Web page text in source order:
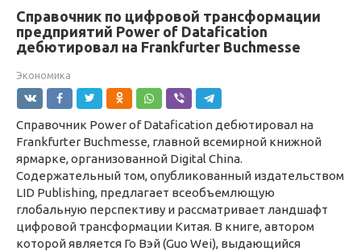
Справочник по цифровой трансформации
предприятий Power of Datafication
дебютировал на Frankfurter Buchmesse
Экономика
Справочник Power of Datafication дебютировал на
Frankfurter Buchmesse, главной всемирной книжной
ярмарке, организованной Digital China.
Содержательный том, опубликованный издательством
LID Publishing, предлагает всеобъемлющую
глобальную перспективу и рассматривает ландшафт
цифровой трансформации Китая. В книге, автором
которой является Го Вэй (Guo Wei), выдающийся